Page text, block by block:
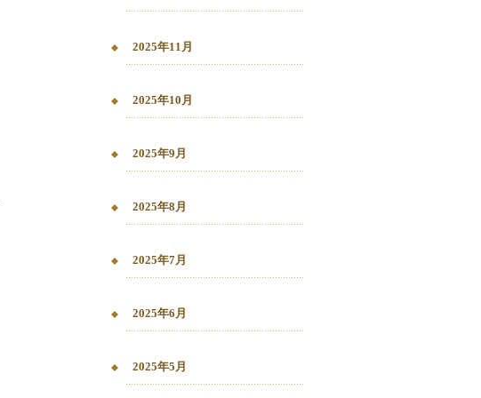
2025年11月
2025年10月
2025年9月
2025年8月
2025年7月
2025年6月
2025年5月